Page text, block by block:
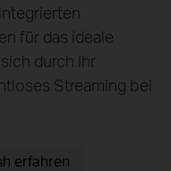
für das ideale
durch Ihr
Streaming bei
erfahren